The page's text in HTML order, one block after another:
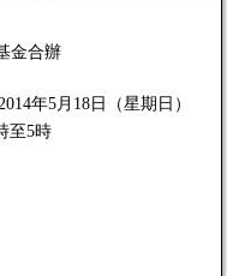
金合辦
年5月18日（星期日）
至5時